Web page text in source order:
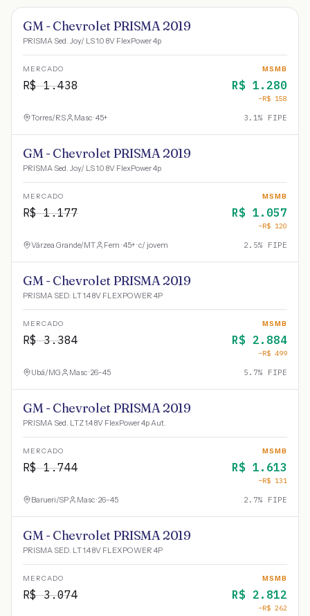
GM - Chevrolet PRISMA 2019
PRISMA Sed. Joy/ LS 1.0 8V FlexPower 4p
MERCADO
R$1.438
MSMB
R$ 1.280
−R$ 158
Torres/RS Masc · 45+ 3.1% FIPE
GM - Chevrolet PRISMA 2019
PRISMA Sed. Joy/ LS 1.0 8V FlexPower 4p
MERCADO
R$1.177
MSMB
R$ 1.057
−R$ 120
Várzea Grande/MT Fem · 45+ · c/ jovem 2.5% FIPE
GM - Chevrolet PRISMA 2019
PRISMA SED. LT 1.4 8V FLEXPOWER 4P
MERCADO
R$3.384
MSMB
R$ 2.884
−R$ 499
Ubá/MG Masc · 26-45 5.7% FIPE
GM - Chevrolet PRISMA 2019
PRISMA Sed. LTZ 1.4 8V FlexPower 4p Aut.
MERCADO
R$1.744
MSMB
R$ 1.613
−R$ 131
Barueri/SP Masc · 26-45 2.7% FIPE
GM - Chevrolet PRISMA 2019
PRISMA SED. LT 1.4 8V FLEXPOWER 4P
MERCADO
R$3.074
MSMB
R$ 2.812
−R$ 262